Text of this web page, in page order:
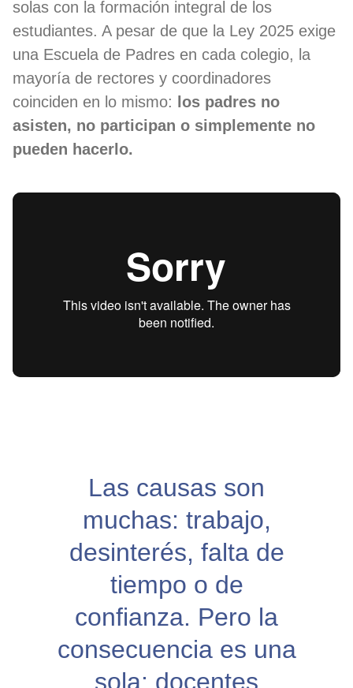
solas con la formación integral de los
estudiantes. A pesar de que la Ley 2025 exige
una Escuela de Padres en cada colegio, la
mayoría de rectores y coordinadores
coinciden en lo mismo:
los padres no
asisten, no participan o simplemente no
pueden hacerlo.
Las causas son
muchas: trabajo,
desinterés, falta de
tiempo o de
confianza. Pero la
consecuencia es una
sola: docentes